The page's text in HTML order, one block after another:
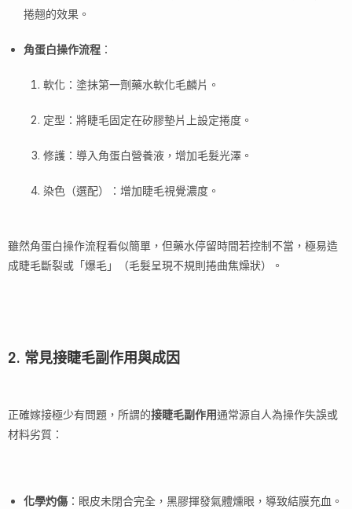
捲翹的效果。
角蛋白操作流程 ：
軟化：塗抹第一劑藥水軟化毛麟片。
定型：將睫毛固定在矽膠墊片上設定捲度。
修護：導入角蛋白營養液，增加毛髮光澤。
染色（選配）：增加睫毛視覺濃度。
雖然角蛋白操作流程看似簡單，但藥水停留時間若控制不當，極易造
成睫毛斷裂或「爆毛」（毛髮呈現不規則捲曲焦燥狀）。
2. 常見接睫毛副作用與成因
正確嫁接極少有問題，所謂的接睫毛副作用通常源自人為操作失誤或
材料劣質：
化學灼傷 ：眼皮未閉合完全，黑膠揮發氣體燻眼，導致結膜充血。